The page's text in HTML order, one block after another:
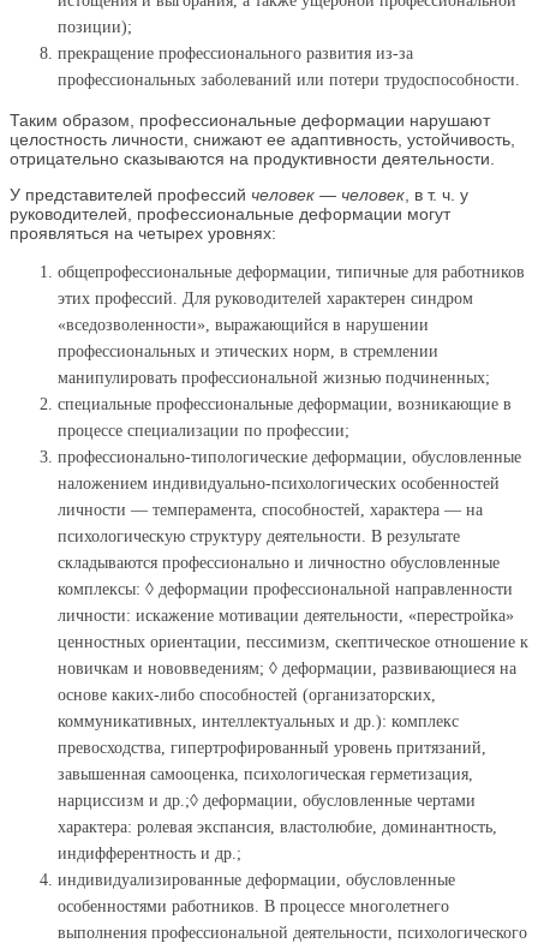
позиции);
прекращение профессионального развития из-за
профессиональных заболеваний или потери трудоспособности.
Таким образом, профессиональные деформации нарушают
целостность личности, снижают ее адаптивность, устойчивость,
отрицательно сказываются на продуктивности деятельности.
У представителей профессий человек — человек , в т. ч. у
руководителей, профессиональные деформации могут
проявляться на четырех уровнях:
общепрофессиональные деформации, типичные для работников
этих профессий. Для руководителей характерен синдром
«вседозволенности», выражающийся в нарушении
профессиональных и этических норм, в стремлении
манипулировать профессиональной жизнью подчиненных;
специальные профессиональные деформации, возникающие в
процессе специализации по профессии;
профессионально-типологические деформации, обусловленные
наложением индивидуально-психологических особенностей
личности — темперамента, способностей, характера — на
психологическую структуру деятельности. В результате
складываются профессионально и личностно обусловленные
комплексы: ◊ деформации профессиональной направленности
личности: искажение мотивации деятельности, «перестройка»
ценностных ориентации, пессимизм, скептическое отношение к
новичкам и нововведениям; ◊ деформации, развивающиеся на
основе каких-либо способностей (организаторских,
коммуникативных, интеллектуальных и др.): комплекс
превосходства, гипертрофированный уровень притязаний,
завышенная самооценка, психологическая герметизация,
нарциссизм и др.;◊ деформации, обусловленные чертами
характера: ролевая экспансия, властолюбие, доминантность,
индифферентность и др.;
индивидуализированные деформации, обусловленные
особенностями работников. В процессе многолетнего
выполнения профессиональной деятельности, психологического